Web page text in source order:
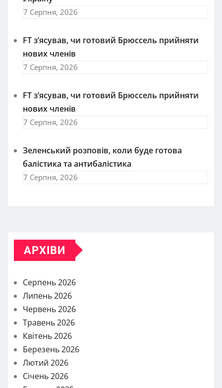
7 Серпня, 2026
FT зʼясував, чи готовий Брюссель прийняти
нових членів
7 Серпня, 2026
FT зʼясував, чи готовий Брюссель прийняти
нових членів
7 Серпня, 2026
Зеленський розповів, коли буде готова
балістика та антибалістика
7 Серпня, 2026
АРХІВИ
Серпень 2026
Липень 2026
Червень 2026
Травень 2026
Квітень 2026
Березень 2026
Лютий 2026
Січень 2026